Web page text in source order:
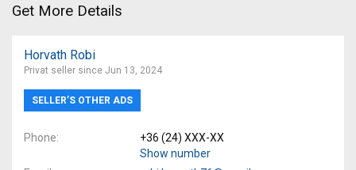
Get More Details
Horvath Robi
Privat seller since Jun 13, 2024
SELLER’S OTHER ADS
Phone
+36 (24) XXX-XX
Show number